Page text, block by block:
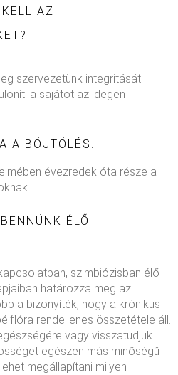
AZ
szervezetünk integritását
a sajátot az idegen
A BÖJTÖLÉS.
évezredek óta része a
ÉLŐ
szimbiózisban élő
határozza meg az
a bizonyíték, hogy a krónikus
rendellenes összetétele áll.
vagy visszatudjuk
egészen más minőségű
megállapítani milyen